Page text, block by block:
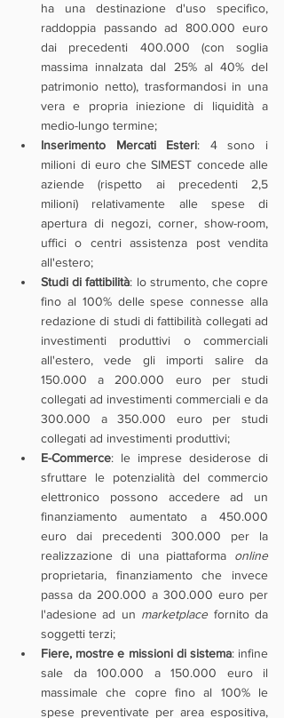
ha una destinazione d'uso specifico,
raddoppia passando ad 800.000 euro
dai precedenti 400.000 (con soglia
massima innalzata dal 25% al 40% del
patrimonio netto), trasformandosi in una
vera e propria iniezione di liquidità a
medio-lungo termine;
Inserimento Mercati Esteri: 4 sono i
milioni di euro che SIMEST concede alle
aziende (rispetto ai precedenti 2,5
milioni) relativamente alle spese di
apertura di negozi, corner, show-room,
uffici o centri assistenza post vendita
all'estero;
Studi di fattibilità: lo strumento, che copre
fino al 100% delle spese connesse alla
redazione di studi di fattibilità collegati ad
investimenti produttivi o commerciali
all'estero, vede gli importi salire da
150.000 a 200.000 euro per studi
collegati ad investimenti commerciali e da
300.000 a 350.000 euro per studi
collegati ad investimenti produttivi;
E-Commerce: le imprese desiderose di
sfruttare le potenzialità del commercio
elettronico possono accedere ad un
finanziamento aumentato a 450.000
euro dai precedenti 300.000 per la
realizzazione di una piattaforma
online
proprietaria, finanziamento che invece
passa da 200.000 a 300.000 euro per
l'adesione ad un marketplace fornito da
soggetti terzi;
Fiere, mostre e missioni di sistema: infine
sale da 100.000 a 150.000 euro il
massimale che copre fino al 100% le
spese preventivate per area espositiva,